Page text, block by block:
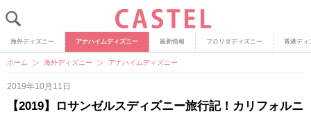
海外ディズニー アナハイムディズニー 最新情報 フロリダディズニー 香港ディ
ホーム 海外ディズニー アナハイムディズニー
2019年10月11日
【2019】ロサンゼルスディズニー旅行記！カリフォルニ